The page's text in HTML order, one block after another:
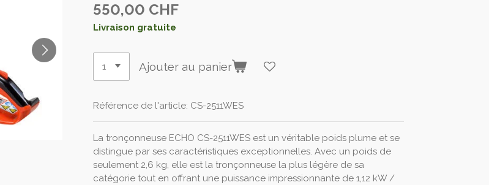
550,00 CHF
Livraison gratuite
Ajouter au panier
Référence de l'article: CS-2511WES
La tronçonneuse ECHO CS-2511WES est un véritable poids plume et se
distingue par ses caractéristiques exceptionnelles. Avec un poids de
seulement 2,6 kg, elle est la tronçonneuse la plus légère de sa
catégorie tout en offrant une puissance impressionnante de 1,12 kW /